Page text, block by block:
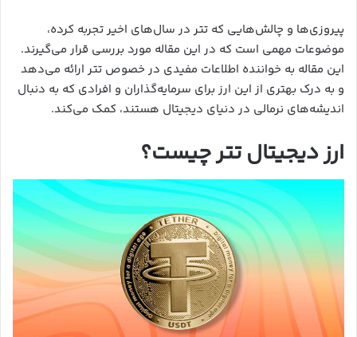
پیروزی‌ها و چالش‌هایی که تتر در سال‌های اخیر تجربه کرده،
موضوعات مهمی است که در این مقاله مورد بررسی قرار می‌گیرند.
این مقاله به خواننده اطلاعات مفیدی در خصوص تتر ارائه می‌دهد
و به درک بهتری از این ارز برای سرمایه‌گذاران و افرادی که به دنبال
اندیشه‌های نرمالی در دنیای دیجیتال هستند، کمک می‌کند.
ارز دیجیتال تتر چیست؟